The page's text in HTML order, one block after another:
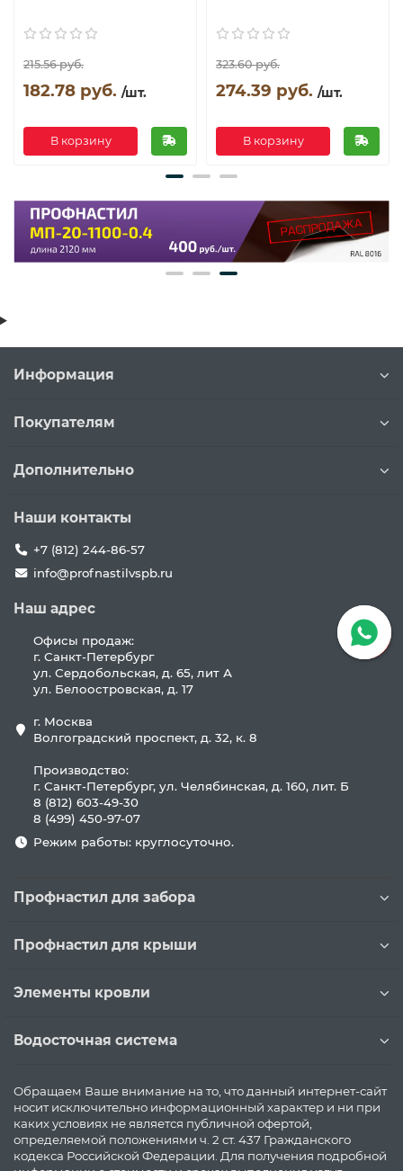
215.56 руб.
182.78 руб. /шт.
В корзину
323.60 руб.
274.39 руб. /шт.
В корзину
Информация
Покупателям
Дополнительно
Наши контакты
+7 (812) 244-86-57
info@profnastilvspb.ru
Наш адрес
Офисы продаж:
г. Санкт-Петербург
ул. Сердобольская, д. 65, лит А
ул. Белоостровская, д. 17
г. Москва
Волгоградский проспект, д. 32, к. 8
Производство:
г. Санкт-Петербург, ул. Челябинская, д. 160, лит. Б
8 (812) 603-49-30
8 (499) 450-97-07
Режим работы: круглосуточно.
Профнастил для забора
Профнастил для крыши
Элементы кровли
Водосточная система
Обращаем Ваше внимание на то, что данный интернет-сайт
носит исключительно информационный характер и ни при
каких условиях не является публичной офертой,
определяемой положениями ч. 2 ст. 437 Гражданского
кодекса Российской Федерации. Для получения подробной